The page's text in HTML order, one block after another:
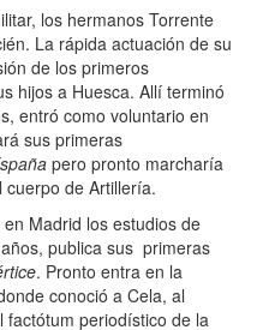
los hermanos Torrente
La rápida actuación de su
de los primeros
hijos a Huesca. Allí terminó
entró como voluntario en
sus primeras
pero pronto marcharía
de Artillería.
Madrid los estudios de
publica sus primeras
. Pronto entra en la
conoció a Cela, al
factótum periodístico de la